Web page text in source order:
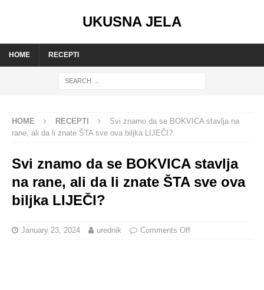
UKUSNA JELA
HOME RECEPTI
HOME RECEPTI
Svi znamo da se BOKVICA stavlja na
rane, ali da li znate ŠTA sve ova biljka LIJEČI?
Svi znamo da se BOKVICA stavlja
na rane, ali da li znate ŠTA sve ova
biljka LIJEČI?
January 23, 2024 urednik Comments Off